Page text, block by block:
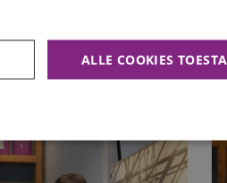
ALLE COOKIES